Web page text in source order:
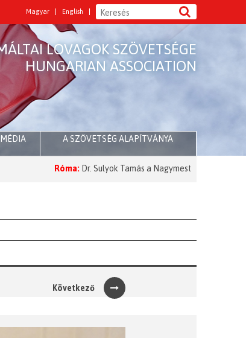
Magyar English
LOVAGOK SZÖVETSÉGE
HUNGARIAN ASSOCIATION
A SZÖVETSÉG ALAPÍTVÁNYA
Dr. Sulyok Tamás a Nagymesternél 2026 Nagyböjt:
Következő